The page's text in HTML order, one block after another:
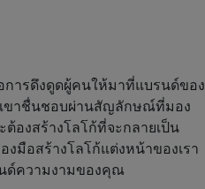
ารดึงดูดผู้คนให้มาที่แบรนด์ของ
ขาชื่นชอบผ่านสัญลักษณ์ที่มอง
องสร้างโลโก้ที่จะกลายเป็น
มือสร้างโลโก้แต่งหน้าของเรา
ด์ความงามของคุณ